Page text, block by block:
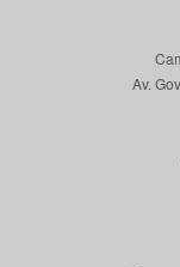
Av.